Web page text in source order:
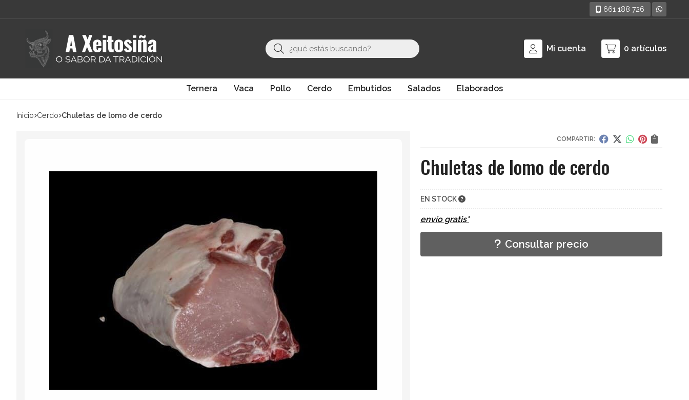
661 188 726
Buscar Mi cuenta 0 artículos
Ternera Vaca Pollo Cerdo Embutidos Salados Elaborados
Inicio cerdo Chuletas de lomo de cerdo
COMPARTIR:
Chuletas de lomo de cerdo
EN STOCK
envío gratis*
Consultar precio